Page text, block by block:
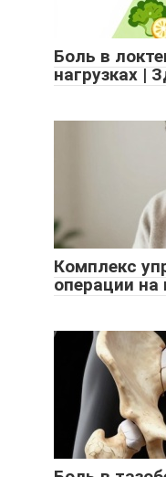
Боль в
нагрузках |
Комплекс
операции на